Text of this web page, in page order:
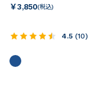
￥3,850(税込)
4.5 (10)